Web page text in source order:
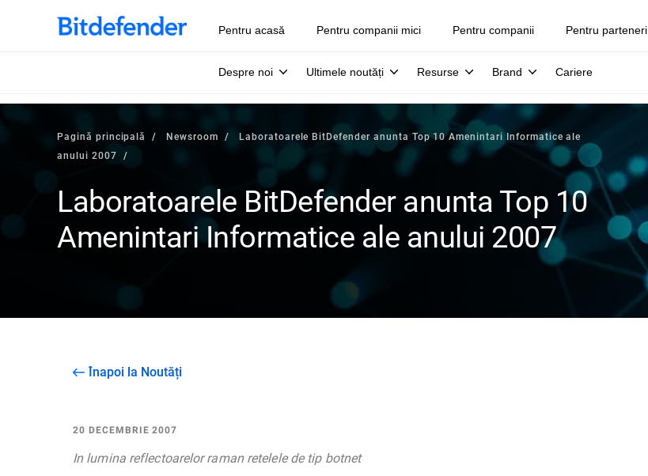
Pentru acasă Pentru companii mici Pentru companii Pentru parteneri
Despre noi Ultimele noutăți Resurse Brand Cariere
Pagină principală Newsroom
Laboratoarele BitDefender anunta Top 10 Amenintari Informatice ale
anului 2007
Laboratoarele BitDefender anunta Top 10
Amenintari Informatice ale anului 2007
Înapoi la Noutăți
20 DECEMBRIE 2007
In lumina reflectoarelor raman retelele de tip botnet